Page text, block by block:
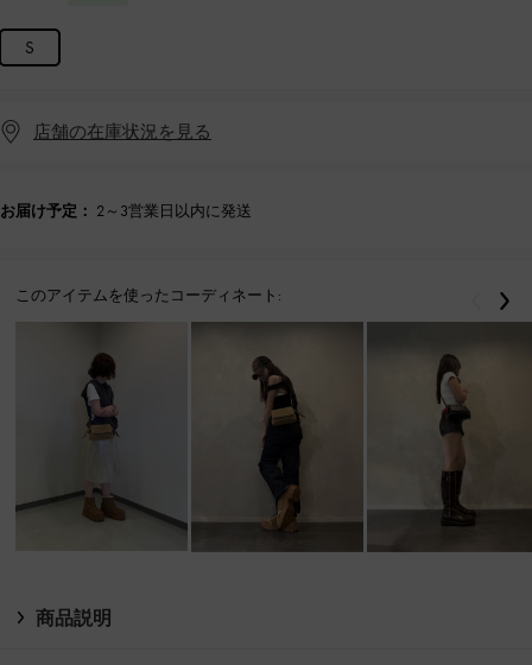
S
店舗の在庫状況を見る
お届け予定： 2～3営業日以内に発送
このアイテムを使ったコーディネート: 戻る
商品説明